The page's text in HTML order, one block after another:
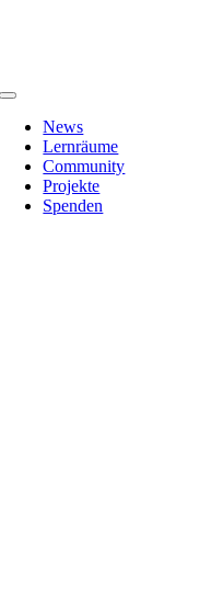
Toggle
Navigation
News
Lernräume
Community
Projekte
Spenden